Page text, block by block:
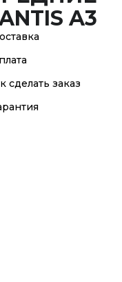
A3
сделать заказ